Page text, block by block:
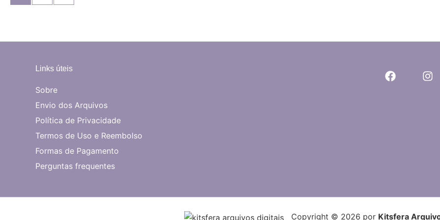
Links úteis
Sobre
Envio dos Arquivos
Política de Privacidade
Termos de Uso e Reembolso
Formas de Pagamento
Perguntas frequentes
Copyright © 2026 por Kitsfera